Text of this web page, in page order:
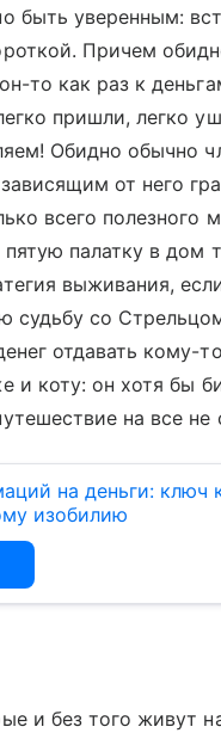
быть уверенным:
Причем
то как раз к
пришли, легко
Обидно обычно
от него
всего полезного
пятую палатку в дом
выживания,
судьбу со
отдавать кому-
и коту: он хотя бы
на все не
на деньги: ключ
изобилию
и без того живут